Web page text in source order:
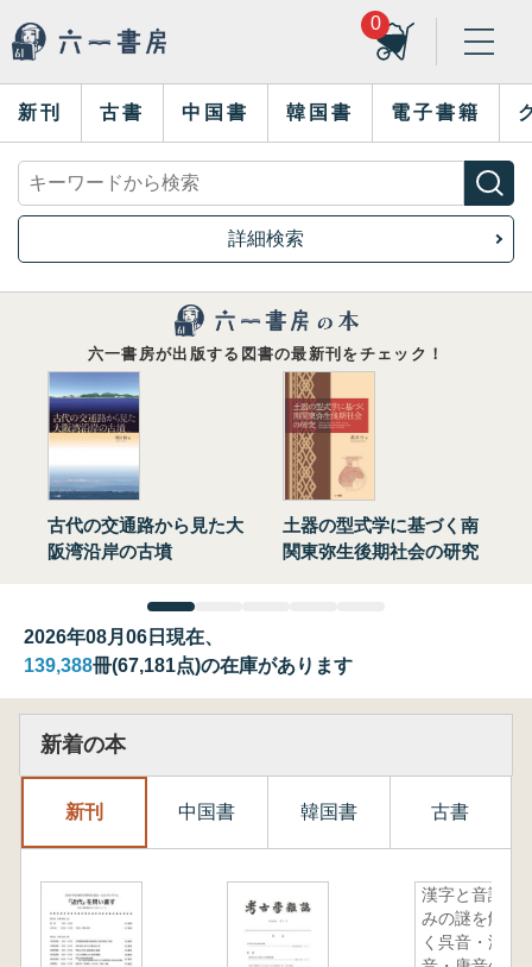
0
新刊 古書 中国書 韓国書 電子書籍
詳細検索
六一書房が出版する図書の最新刊をチェック！
古代の交通路から見た大
阪湾沿岸の古墳
土器の型式学に基づく南
関東弥生後期社会の研究
2026年08月06日現在、
139,388冊(67,181点)の在庫があります
新着の本
新刊 中国書 韓国書 古書
漢字と音読
みの謎を解
く呉音・漢